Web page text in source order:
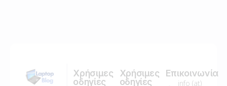
Χρήσιμες
οδηγίες
Χρήσιμες
οδηγίες
Επικοινωνία
info (at)